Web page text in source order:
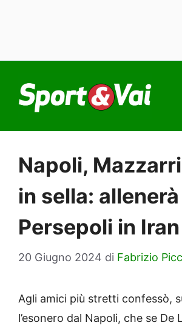
contenuto
Napoli,
in sella:
Persepoli in Iran
20 Giugno 2024 di Fabrizio
Agli amici più stretti confessò,
l’esonero dal Napoli, che se De